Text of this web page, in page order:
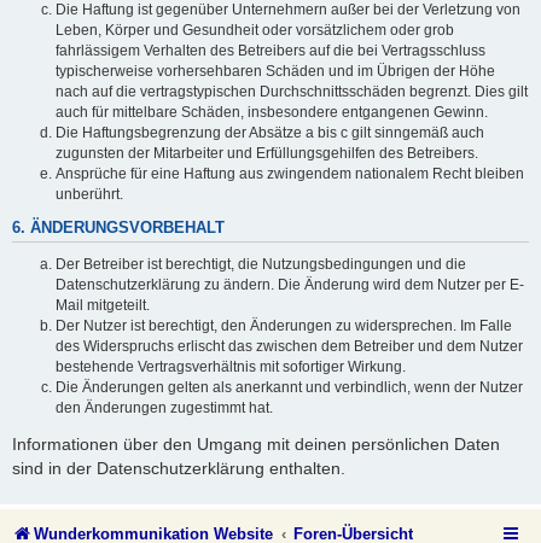
Die Haftung ist gegenüber Unternehmern außer bei der Verletzung von
Leben, Körper und Gesundheit oder vorsätzlichem oder grob
fahrlässigem Verhalten des Betreibers auf die bei Vertragsschluss
typischerweise vorhersehbaren Schäden und im Übrigen der Höhe
nach auf die vertragstypischen Durchschnittsschäden begrenzt. Dies gilt
auch für mittelbare Schäden, insbesondere entgangenen Gewinn.
Die Haftungsbegrenzung der Absätze a bis c gilt sinngemäß auch
zugunsten der Mitarbeiter und Erfüllungsgehilfen des Betreibers.
Ansprüche für eine Haftung aus zwingendem nationalem Recht bleiben
unberührt.
6. ÄNDERUNGSVORBEHALT
Der Betreiber ist berechtigt, die Nutzungsbedingungen und die
Datenschutzerklärung zu ändern. Die Änderung wird dem Nutzer per E-
Mail mitgeteilt.
Der Nutzer ist berechtigt, den Änderungen zu widersprechen. Im Falle
des Widerspruchs erlischt das zwischen dem Betreiber und dem Nutzer
bestehende Vertragsverhältnis mit sofortiger Wirkung.
Die Änderungen gelten als anerkannt und verbindlich, wenn der Nutzer
den Änderungen zugestimmt hat.
Informationen über den Umgang mit deinen persönlichen Daten
sind in der Datenschutzerklärung enthalten.
Wunderkommunikation Website Foren-Übersicht